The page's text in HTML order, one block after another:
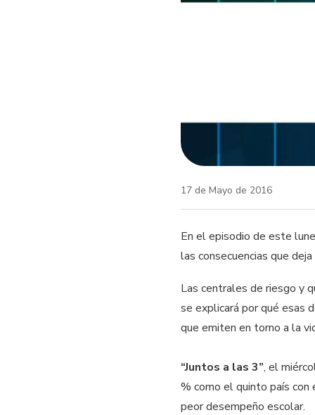
17 de Mayo de 2016
En el episodio de este
las consecuencias que
Las centrales de riesgo y
se explicará por qué esas
que emiten en torno a la
“Juntos a las 3”, el
% como el quinto país
peor desempeño escolar.